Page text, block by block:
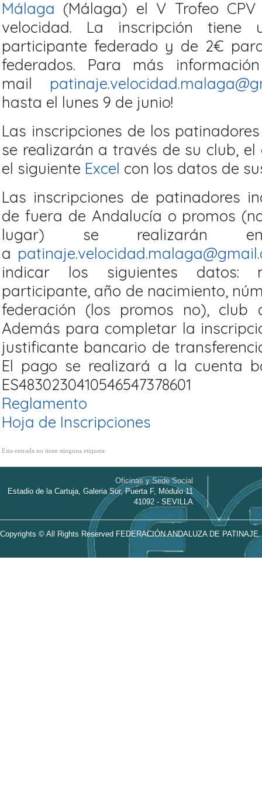
Málaga (Málaga) el V Trofeo
velocidad. La inscripción
participante federado y de 2€
federados. Para más
mail
hasta el lunes 9 de junio!
Las inscripciones de los
se realizarán a través de su club,
el siguiente Excel con los datos de
Las inscripciones de patinadores
de fuera de Andalucía o promos
lugar) se realizarán
a
indicar los siguientes datos:
participante, año de nacimiento,
federación (los promos no), club
Además para completar la
justificante bancario de
El pago se realizará a la cuenta
ES4830230410546547378601
Reglamento
Hoja de Inscripciones
Esta entrada no tiene ninguna etiqueta
Oficinas y Sede Social
Estadio de la Cartuja, Galeria Sur, Puerta F, Módulo 11
41092 - SEVILLA
Copyrights © All Rights Reserved FEDERACIÓN ANDALUZA DE PATINAJE